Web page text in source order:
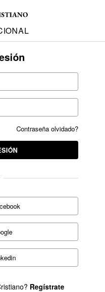
Contraseña olvidado?
Regístrate